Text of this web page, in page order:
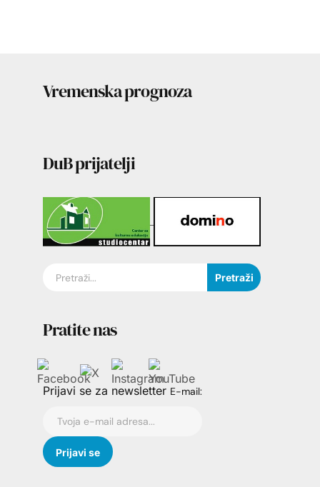
Vremenska prognoza
DuB prijatelji
Pretraži
Pratite nas
Prijavi se za newsletter E-mail: